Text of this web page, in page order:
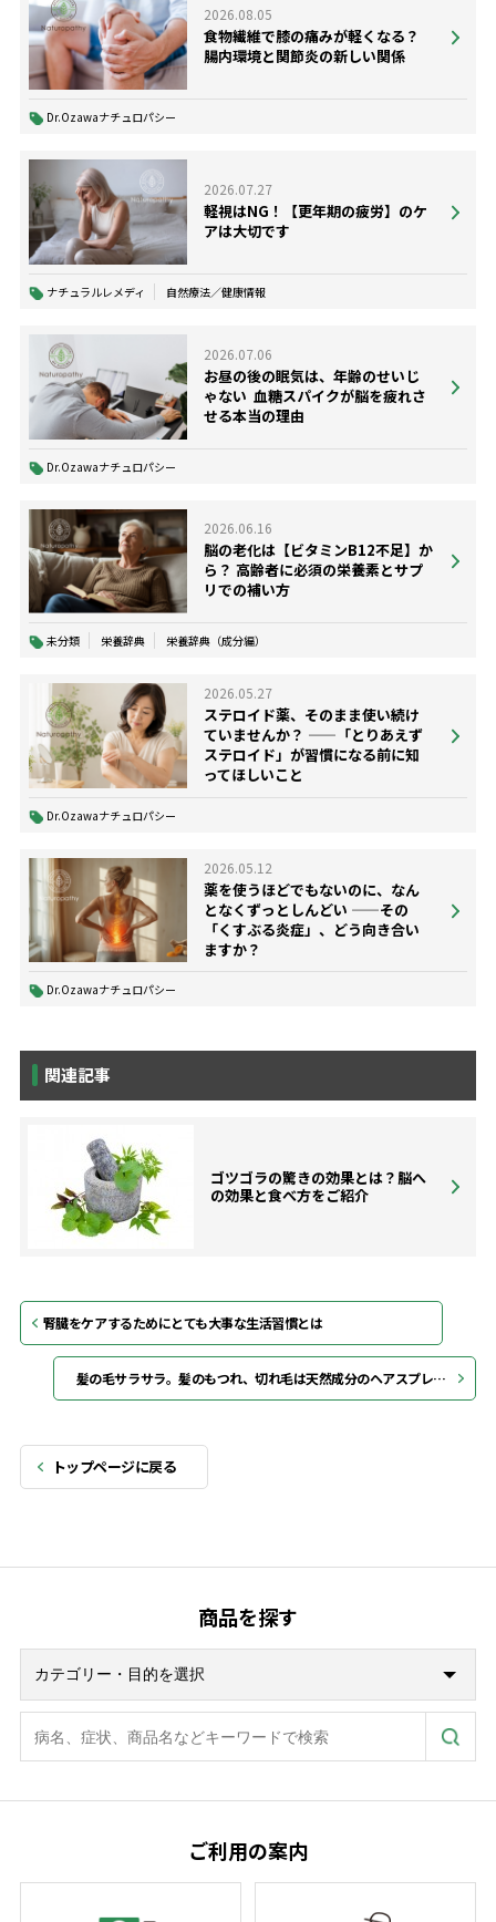
2026.08.05
食物繊維で膝の痛みが軽くなる？
腸内環境と関節炎の新しい関係
Dr.Ozawaナチュロパシー
2026.07.27
軽視はNG！【更年期の疲労】のケ
アは大切です
ナチュラルレメディ 自然療法／健康情報
2026.07.06
お昼の後の眠気は、年齢のせいじ
ゃない ―― 血糖スパイクが脳を疲れさ
せる本当の理由
Dr.Ozawaナチュロパシー
2026.06.16
脳の老化は【ビタミンB12不足】か
ら？ 高齢者に必須の栄養素とサプ
リでの補い方
未分類 栄養辞典 栄養辞典（成分編）
2026.05.27
ステロイド薬、そのまま使い続け
ていませんか？ ——「とりあえず
ステロイド」が習慣になる前に知
ってほしいこと
Dr.Ozawaナチュロパシー
2026.05.12
薬を使うほどでもないのに、なん
となくずっとしんどい ——その
「くすぶる炎症」、どう向き合い
ますか？
Dr.Ozawaナチュロパシー
関連記事
ゴツゴラの驚きの効果とは？脳へ
の効果と食べ方をご紹介
腎臓をケアするためにとても大事な生活習慣とは
髪の毛サラサラ。髪のもつれ、切れ毛は天然成分のヘアスプレーで解決
トップページに戻る
商品を探す
ご利用の案内